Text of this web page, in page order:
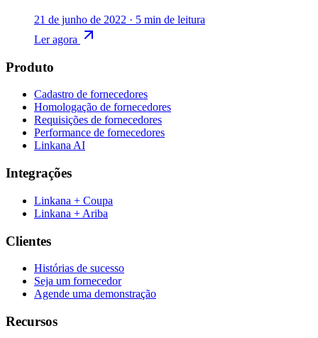
21 de junho de 2022 · 5 min de leitura
Ler agora
Produto
Cadastro de fornecedores
Homologação de fornecedores
Requisições de fornecedores
Performance de fornecedores
Linkana AI
Integrações
Linkana + Coupa
Linkana + Ariba
Clientes
Histórias de sucesso
Seja um fornecedor
Agende uma demonstração
Recursos